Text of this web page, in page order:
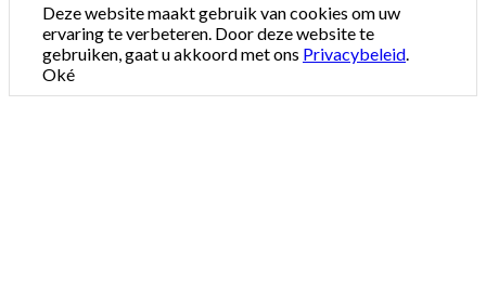
Deze website maakt gebruik van cookies om uw
ervaring te verbeteren. Door deze website te
gebruiken, gaat u akkoord met ons Privacybeleid
Oké